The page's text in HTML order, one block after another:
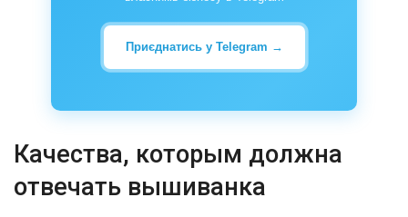
Приєднатись у Telegram →
Качества, которым должна
отвечать вышиванка